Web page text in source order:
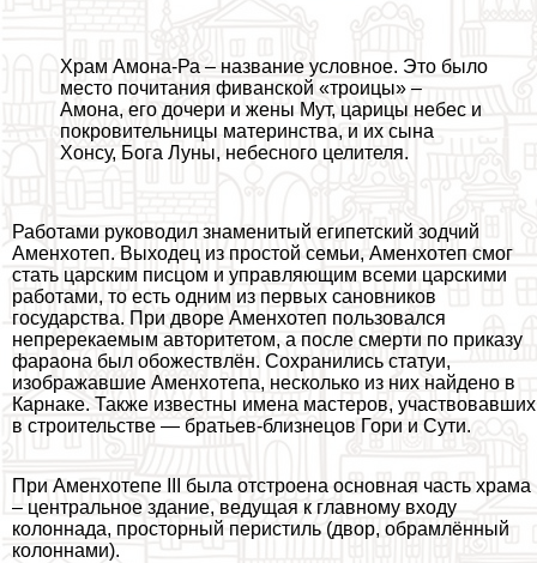
Храм Амона-Ра – название условное. Это было
место почитания фиванской «троицы» –
Амона, его дочери и жены Мут, царицы небес и
покровительницы материнства, и их сына
Хонсу, Бога Луны, небесного целителя.
Работами руководил знаменитый египетский зодчий
Аменхотеп. Выходец из простой семьи, Аменхотеп смог
стать царским писцом и управляющим всеми царскими
работами, то есть одним из первых сановников
государства. При дворе Аменхотеп пользовался
непререкаемым авторитетом, а после cмepти по приказу
фараона был обожествлён. Сохранились статуи,
изображавшие Аменхотепа, несколько из них найдено в
Карнаке. Также известны имена мастеров, участвовавших
в строительстве — братьев-близнецов Гори и Сути.
При Аменхотепе III была отстроена основная часть храма
– центральное здание, ведущая к главному входу
колоннада, просторный перистиль (двор, обрамлённый
колоннами).